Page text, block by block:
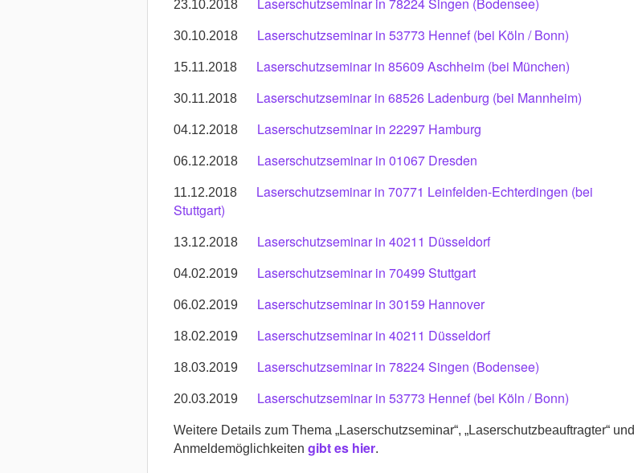
23.10.2018 Laserschutzseminar in 78224 Singen (Bodensee)
30.10.2018 Laserschutzseminar in 53773 Hennef (bei Köln / Bonn)
15.11.2018 Laserschutzseminar in 85609 Aschheim (bei München)
30.11.2018 Laserschutzseminar in 68526 Ladenburg (bei Mannheim)
04.12.2018 Laserschutzseminar in 22297 Hamburg
06.12.2018 Laserschutzseminar in 01067 Dresden
11.12.2018 Laserschutzseminar in 70771 Leinfelden-Echterdingen (bei
Stuttgart)
13.12.2018 Laserschutzseminar in 40211 Düsseldorf
04.02.2019 Laserschutzseminar in 70499 Stuttgart
06.02.2019 Laserschutzseminar in 30159 Hannover
18.02.2019 Laserschutzseminar in 40211 Düsseldorf
18.03.2019 Laserschutzseminar in 78224 Singen (Bodensee)
20.03.2019 Laserschutzseminar in 53773 Hennef (bei Köln / Bonn)
Weitere Details zum Thema „Laserschutzseminar“, „Laserschutzbeauftragter“ und
Anmeldemöglichkeiten gibt es hier.